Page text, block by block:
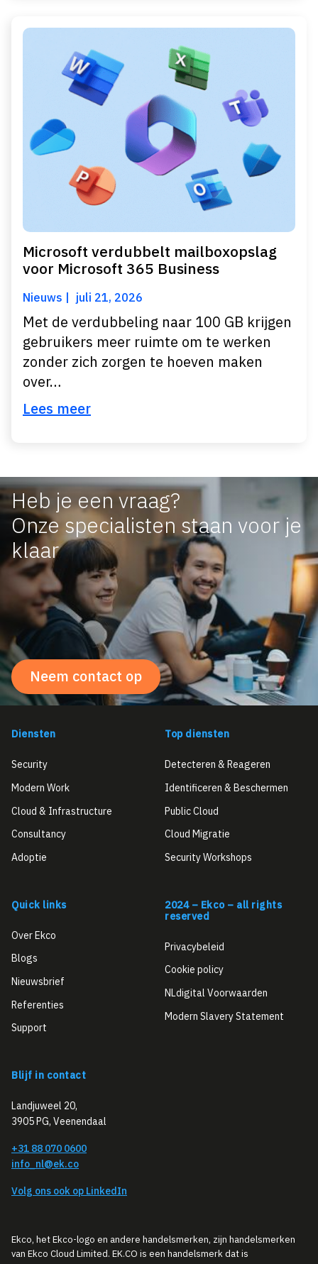
Microsoft verdubbelt mailboxopslag
voor Microsoft 365 Business
Nieuws juli 21, 2026
Met de verdubbeling naar 100 GB krijgen
gebruikers meer ruimte om te werken
zonder zich zorgen te hoeven maken
over…
Lees meer
Heb je een vraag?
Onze specialisten staan voor je
klaar
Neem contact op
Diensten
Security
Modern Work
Cloud & Infrastructure
Consultancy
Adoptie
Top diensten
Detecteren & Reageren
Identificeren & Beschermen
Public Cloud
Cloud Migratie
Security Workshops
Quick links
Over Ekco
Blogs
Nieuwsbrief
Referenties
Support
2024 – Ekco – all rights
reserved
Privacybeleid
Cookie policy
NLdigital Voorwaarden
Modern Slavery Statement
Blijf in contact
Landjuweel 20,
3905 PG, Veenendaal
+31 88 070 0600
info_nl@ek.co
Volg ons ook op LinkedIn
Ekco, het Ekco-logo en andere handelsmerken, zijn handelsmerken
van Ekco Cloud Limited. EK.CO is een handelsmerk dat is